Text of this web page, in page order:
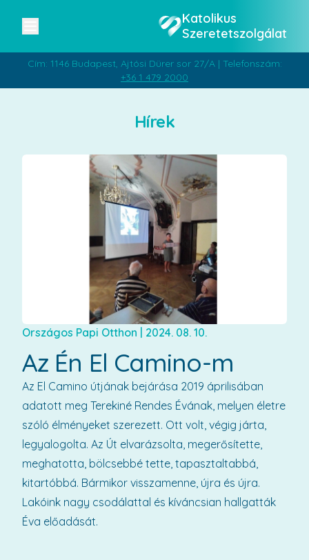
Katolikus
Szeretetszolgálat
Cím: 1146 Budapest, Ajtósi Dürer sor 27/A | Telefonszám:
+36 1 479 2000
Hírek
Országos Papi Otthon 2024. 08. 10.
Az Én El Camino-m
Az El Camino útjának bejárása 2019 áprilisában
adatott meg Terekiné Rendes Évának, melyen életre
szóló élményeket szerezett. Ott volt, végig járta,
legyalogolta. Az Út elvarázsolta, megerősítette,
meghatotta, bölcsebbé tette, tapasztaltabbá,
kitartóbbá. Bármikor visszamenne, újra és újra.
Lakóink nagy csodálattal és kíváncsian hallgatták
Éva előadását.